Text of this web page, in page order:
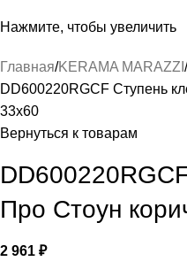
Нажмите, чтобы увеличить
Главная KERAMA MARAZZI
DD600220RGCF Ступень
33х60
Вернуться к товарам
Про Стоун
2 961 ₽